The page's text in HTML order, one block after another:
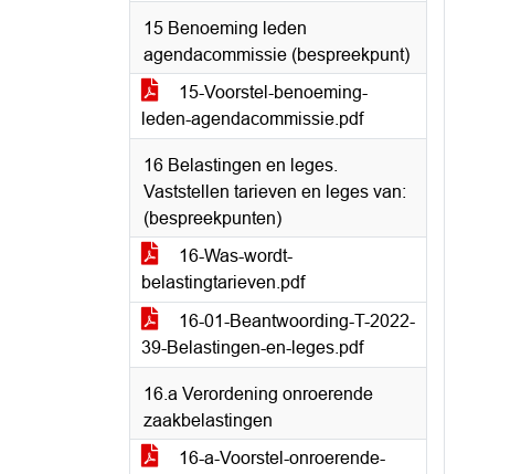
15 Benoeming leden
agendacommissie (bespreekpunt)
15-Voorstel-benoeming-
leden-agendacommissie.pdf
16 Belastingen en leges.
Vaststellen tarieven en leges van:
(bespreekpunten)
16-Was-wordt-
belastingtarieven.pdf
16-01-Beantwoording-T-2022-
39-Belastingen-en-leges.pdf
16.a Verordening onroerende
zaakbelastingen
16-a-Voorstel-onroerende-